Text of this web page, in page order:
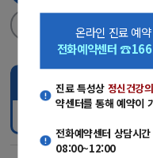
온라인 진료 예
전화예약센터
진료 특성상 정신건강
약센터를 통해 예약이
전화예약센터 상담시
08:00~12:00
날짜/진료시간선택
진료과 선택